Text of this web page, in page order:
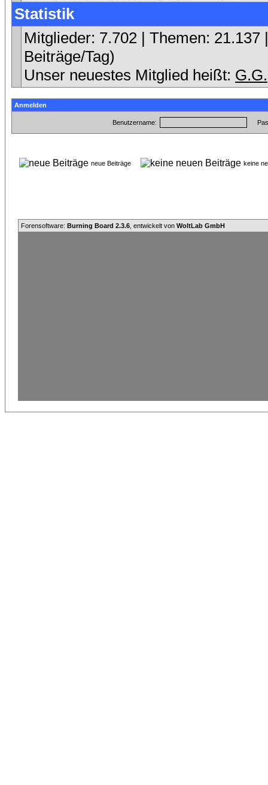
Statistik
Mitglieder: 7.702 | Themen:
Beiträge/Tag)
Unser neuestes Mitglied heißt: G.G.
Anmelden
Benutzername:
neue Beiträge keine
Forensoftware: Burning Board 2.3.6 , entwickelt von WoltLab GmbH